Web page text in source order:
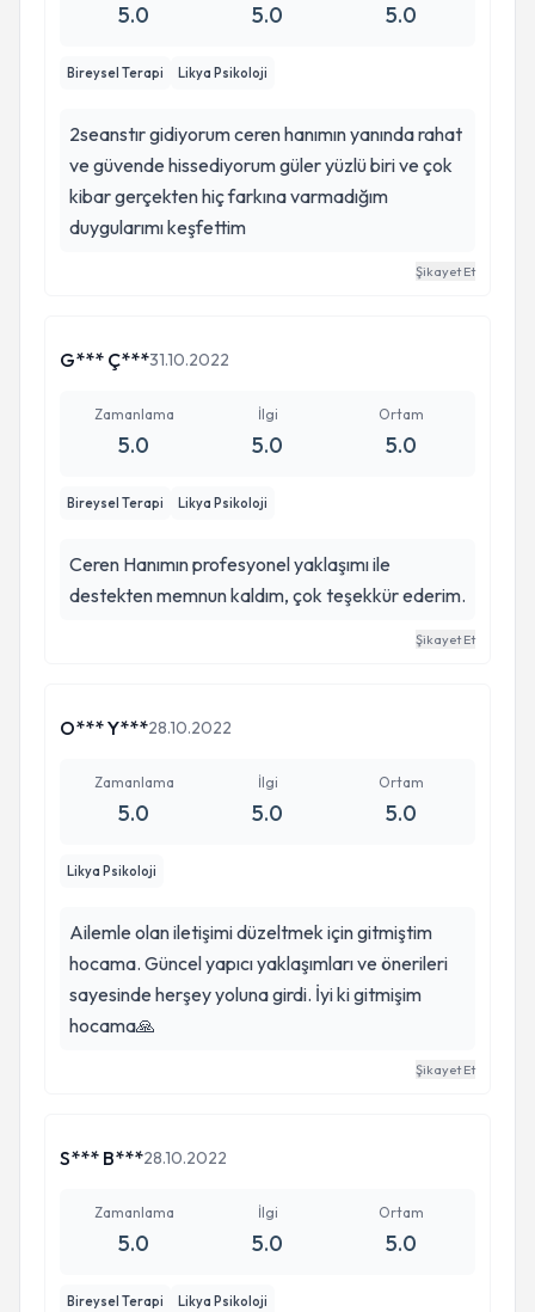
5.0 5.0 5.0
Bireysel Terapi Likya Psikoloji
2seanstır gidiyorum ceren hanımın yanında rahat
ve güvende hissediyorum güler yüzlü biri ve çok
kibar gerçekten hiç farkına varmadığım
duygularımı keşfettim
Şikayet Et
G*** Ç***31.10.2022
Zamanlama
5.0
İlgi
5.0
Ortam
5.0
Bireysel Terapi Likya Psikoloji
Ceren Hanımın profesyonel yaklaşımı ile
destekten memnun kaldım, çok teşekkür ederim.
Şikayet Et
O*** Y***28.10.2022
Zamanlama
5.0
İlgi
5.0
Ortam
5.0
Likya Psikoloji
Ailemle olan iletişimi düzeltmek için gitmiştim
hocama. Güncel yapıcı yaklaşımları ve önerileri
sayesinde herşey yoluna girdi. İyi ki gitmişim
hocama🙏
Şikayet Et
S*** B***28.10.2022
Zamanlama
5.0
İlgi
5.0
Ortam
5.0
Bireysel Terapi Likya Psikoloji